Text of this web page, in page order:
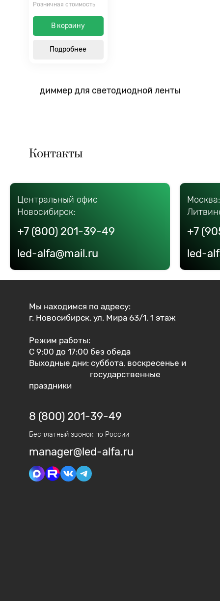
Розничная стоимость
В корзину
Подробнее
диммер для светодиодной ленты
Контакты
Центральный офис
Новосибирск:
+7 (800) 201-39-49
led-alfa@mail.ru
Москва:
+7
led-
Мы находимся по адресу:
г. Новосибирск, ул. Мира 63/1, 1 этаж
Режим работы:
С 9:00 до 17:00 без обеда
Выходные дни: суббота, воскресенье и
государственные
праздники
8 (800) 201-39-49
Бесплатный звонок по России
manager@led-alfa.ru